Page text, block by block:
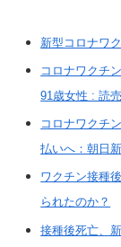
新型コロナワ
コロナワクチ
91歳女性 : 読
コロナワクチ
払いへ：朝日
ワクチン接種
られたのか？
接種後死亡、